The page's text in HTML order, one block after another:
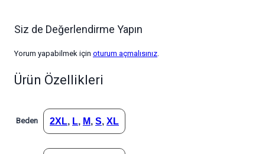
Siz de Değerlendirme Yapın
Yorum yapabilmek için oturum açmalısınız.
Ürün Özellikleri
Beden 2XL, L, M, S, XL